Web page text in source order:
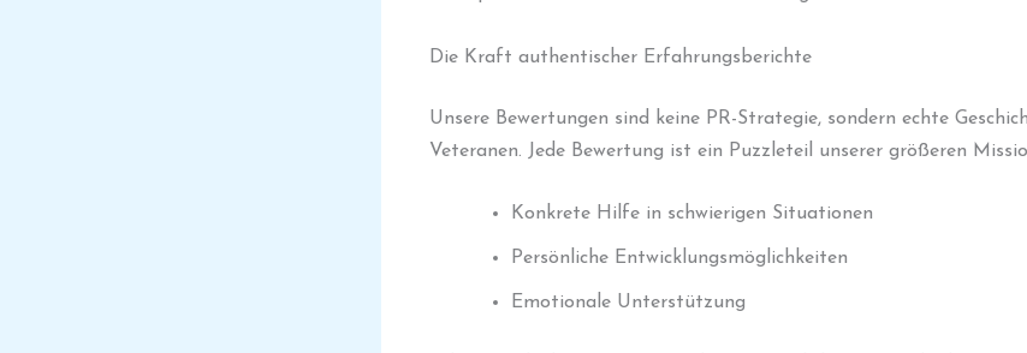
Die Kraft authentischer Erfahrungsberichte
Unsere Bewertungen sind keine PR-Strategie, sondern echte
Veteranen. Jede Bewertung ist ein Puzzleteil unserer größeren
Konkrete Hilfe in schwierigen Situationen
Persönliche Entwicklungsmöglichkeiten
Emotionale Unterstützung